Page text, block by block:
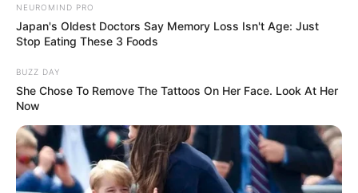
NEUROMIND PRO
Japan's Oldest Doctors Say Memory Loss Isn't Age: Just
Stop Eating These 3 Foods
BUZZ DAY
She Chose To Remove The Tattoos On Her Face. Look At Her
Now